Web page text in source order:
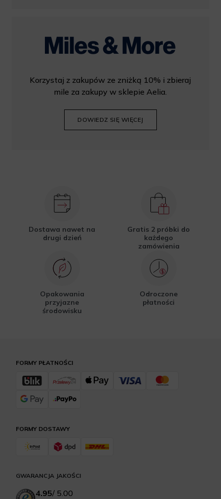
Korzystaj z zakupów ze zniżką 10% i zbieraj
mile za zakupy w sklepie Aelia.
DOWIEDZ SIĘ WIĘCEJ
Dostawa nawet na
drugi dzień
Gratis 2 próbki do
każdego
zamówienia
Opakowania
przyjazne
środowisku
Odroczone
płatności
FORMY DOSTAWY
FORMY PŁATNOŚCI
GWARANCJA JAKOŚCI
4.95/ 5.00